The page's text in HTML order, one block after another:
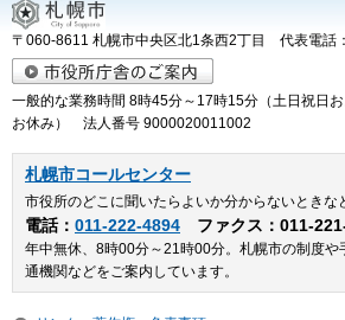
〒060-8611 札幌市中央区北1条西2丁目 代表電
一般的な業務時間 8時45分～17時15分（土日祝日
お休み） 法人番号 9000020011002
札幌市コールセンター
市役所のどこに聞いたらよいか分からないときな
電話： 011-222-4894 ファクス：011-
年中無休、8時00分～21時00分。札幌市の制度や
通機関などをご案内しています。